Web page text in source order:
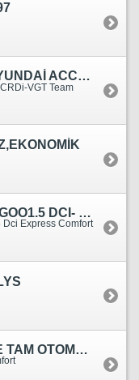
2007 MODEL HYUNDAİ ACCENT ERA MOTOR YENİ YAPILDI
VGT Team
RENAULT KANGOO1.5 DCI- 138 KM
Dci Express Comfort
ACİL ! 67 BİNDE TAM OTOMATİK FORD FİESTA